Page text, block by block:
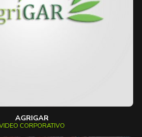
AGRIGAR
CORPORATIVO